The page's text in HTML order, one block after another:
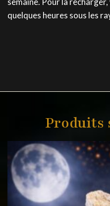
quelques heures sous les
Produits